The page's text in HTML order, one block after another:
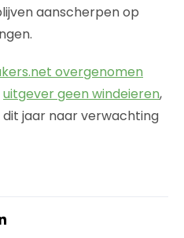
aanscherpen op
overgenomen
uitgever geen windeieren,
jaar naar verwachting